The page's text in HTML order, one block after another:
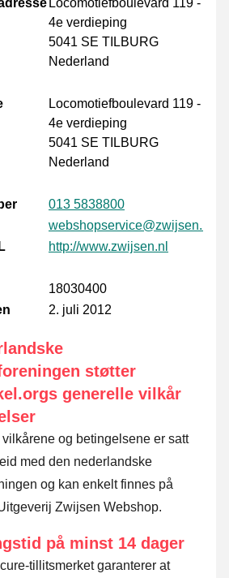
4e verdieping
5041 SE TILBURG
Nederland
Locomotiefboulevard 119 -
4e verdieping
5041 SE TILBURG
Nederland
013 5838800
webshopservice@zwijsen.nl
http://www.zwijsen.nl
18030400
2. juli 2012
støtter
generelle vilkår
og betingelsene er satt
med den nederlandske
og kan enkelt finnes på
Zwijsen Webshop.
på minst 14 dager
tillitsmerket garanterer at